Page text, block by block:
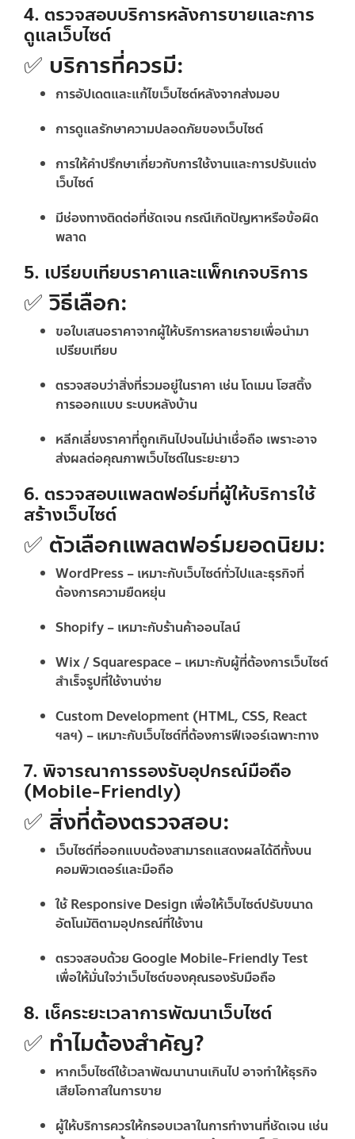
4. ตรวจสอบบริการหลังการขายและการ
ดูแลเว็บไซต์
✅ บริการที่ควรมี:
การอัปเดตและแก้ไขเว็บไซต์หลังจากส่งมอบ
การดูแลรักษาความปลอดภัยของเว็บไซต์
การให้คำปรึกษาเกี่ยวกับการใช้งานและการปรับแต่ง
เว็บไซต์
มีช่องทางติดต่อที่ชัดเจน กรณีเกิดปัญหาหรือข้อผิด
พลาด
5. เปรียบเทียบราคาและแพ็กเกจบริการ
✅ วิธีเลือก:
ขอใบเสนอราคาจากผู้ให้บริการหลายรายเพื่อนำมา
เปรียบเทียบ
ตรวจสอบว่าสิ่งที่รวมอยู่ในราคา เช่น โดเมน โฮสติ้ง
การออกแบบ ระบบหลังบ้าน
หลีกเลี่ยงราคาที่ถูกเกินไปจนไม่น่าเชื่อถือ เพราะอาจ
ส่งผลต่อคุณภาพเว็บไซต์ในระยะยาว
6. ตรวจสอบแพลตฟอร์มที่ผู้ให้บริการใช้
สร้างเว็บไซต์
✅ ตัวเลือกแพลตฟอร์มยอดนิยม:
WordPress – เหมาะกับเว็บไซต์ทั่วไปและธุรกิจที่
ต้องการความยืดหยุ่น
Shopify – เหมาะกับร้านค้าออนไลน์
Wix / Squarespace – เหมาะกับผู้ที่ต้องการเว็บไซต์
สำเร็จรูปที่ใช้งานง่าย
Custom Development (HTML, CSS, React
ฯลฯ) – เหมาะกับเว็บไซต์ที่ต้องการฟีเจอร์เฉพาะทาง
7. พิจารณาการรองรับอุปกรณ์มือถือ
(Mobile-Friendly)
✅ สิ่งที่ต้องตรวจสอบ:
เว็บไซต์ที่ออกแบบต้องสามารถแสดงผลได้ดีทั้งบน
คอมพิวเตอร์และมือถือ
ใช้Responsive Design เพื่อให้เว็บไซต์ปรับขนาด
อัตโนมัติตามอุปกรณ์ที่ใช้งาน
ตรวจสอบด้วย Google Mobile-Friendly Test
เพื่อให้มั่นใจว่าเว็บไซต์ของคุณรองรับมือถือ
8. เช็คระยะเวลาการพัฒนาเว็บไซต์
✅ ทำไมต้องสำคัญ?
หากเว็บไซต์ใช้เวลาพัฒนานานเกินไป อาจทำให้ธุรกิจ
เสียโอกาสในการขาย
ผู้ให้บริการควรให้กรอบเวลาในการทำงานที่ชัดเจน เช่น